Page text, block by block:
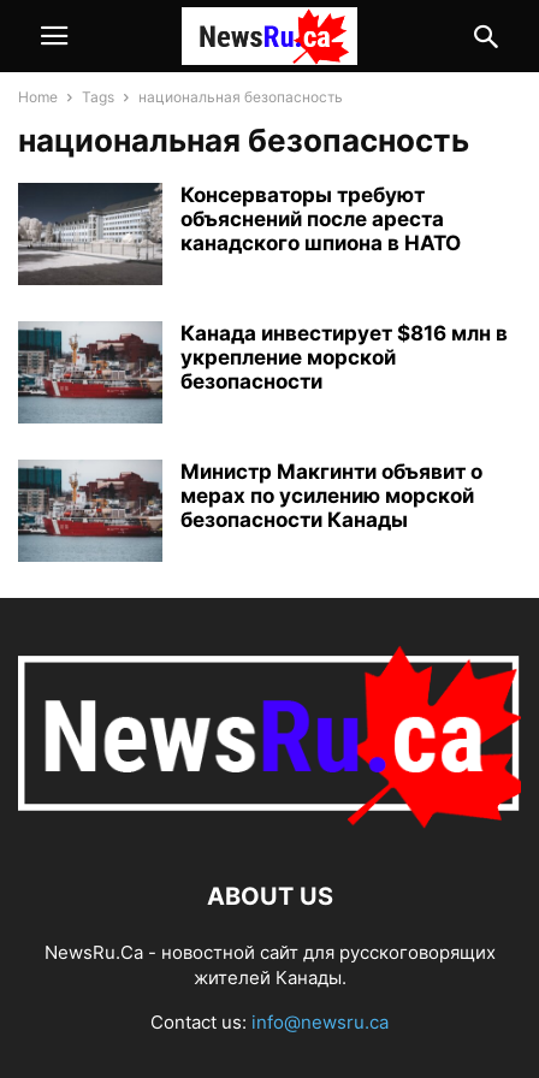
Home Tags национальная безопасность
национальная безопасность
Консерваторы требуют
объяснений после ареста
канадского шпиона в НАТО
Канада инвестирует $816 млн в
укрепление морской
безопасности
Министр Макгинти объявит о
мерах по усилению морской
безопасности Канады
ABOUT US
NewsRu.Ca - новостной сайт для русскоговорящих
жителей Канады.
Contact us: info@newsru.ca